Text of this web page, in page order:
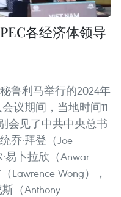
各经济体领导
鲁利马举行的2024年
议期间，当地时间11
会见了中共中央总书
乔·拜登（Joe
易卜拉欣（Anwar
Lawrence Wong），
（Anthony